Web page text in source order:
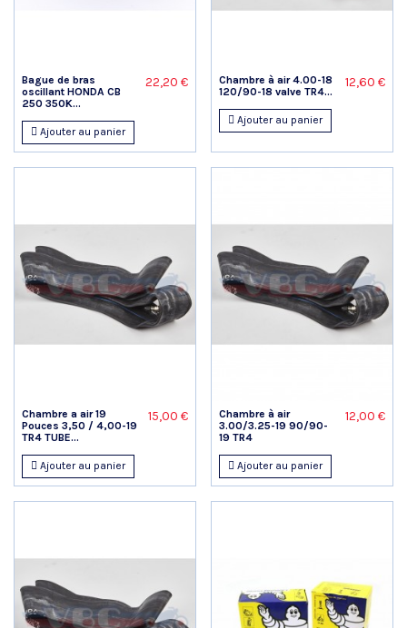
Bague de bras
oscillant HONDA CB
250 350K...
22,20 €
Ajouter au panier
Chambre à air 4.00-18
120/90-18 valve TR4...
12,60 €
Ajouter au panier
Chambre a air 19
Pouces 3,50 / 4,00-19
TR4 TUBE...
15,00 €
Ajouter au panier
Chambre à air
3.00/3.25-19 90/90-
19 TR4
12,00 €
Ajouter au panier